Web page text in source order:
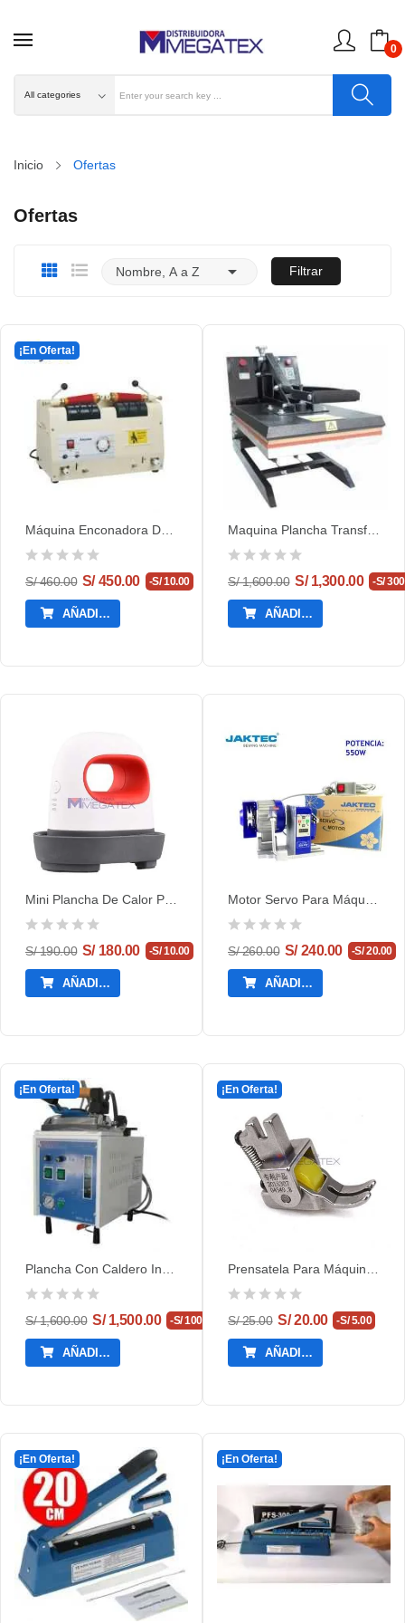
0
Inicio Ofertas
Ofertas
Nombre, A a Z  Filtrar
¡En Oferta!
S/ 460.00 S/ 450.00 -S/ 10.00
AÑADIR AL CARRITO
S/ 1,600.00 S/ 1,300.00 -S/
AÑADIR AL CARRITO
S/ 190.00 S/ 180.00 -S/ 10.00
AÑADIR AL CARRITO
S/ 260.00 S/ 240.00 -S/ 20.00
AÑADIR AL CARRITO
¡En Oferta!
S/ 1,600.00 S/ 1,500.00 -S/ 100.00
AÑADIR AL CARRITO
¡En Oferta!
S/ 25.00 S/ 20.00 -S/ 5.00
AÑADIR AL CARRITO
¡En Oferta! ¡En Oferta!